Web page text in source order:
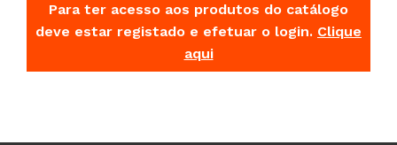
Para ter acesso aos produtos do catálogo
deve estar registado e efetuar o login. Clique
aqui